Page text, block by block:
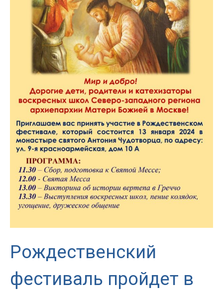
издания
книги “Иисус
Назарета”
Рождественский
фестиваль пройдет в